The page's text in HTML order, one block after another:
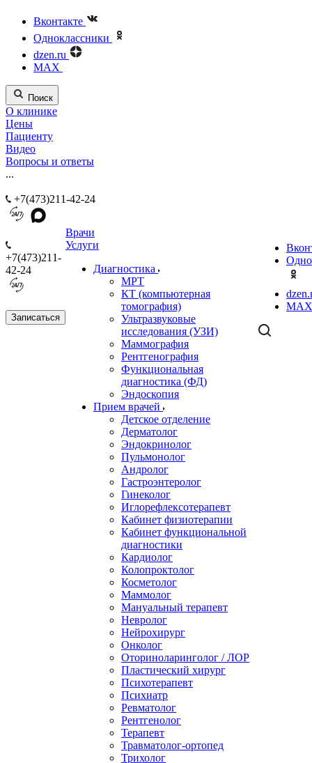
Вконтакте
Одноклассники
dzen.ru
MAX
Поиск
О клинике
Цены
Пациенту
Видео
Вопросы и ответы
...
+7(473)211-42-24
+7(473)211-
42-24
Записаться
Врачи
Услуги
Диагностика
МРТ
КТ (компьютерная
томография)
Ультразвуковые
исследования (УЗИ)
Маммография
Рентгенография
Функциональная
диагностика (ФД)
Эндоскопия
Прием врачей
Детское отделение
Дерматолог
Эндокринолог
Пульмонолог
Андролог
Гастроэнтеролог
Гинеколог
Иглорефлексотерапевт
Кабинет физиотерапии
Кабинет функциональной
диагностики
Кардиолог
Колопроктолог
Косметолог
Маммолог
Мануальный терапевт
Невролог
Нейрохирург
Онколог
Оториноларинголог / ЛОР
Пластический хирург
Психотерапевт
Психиатр
Ревматолог
Рентгенолог
Терапевт
Травматолог-ортопед
Трихолог